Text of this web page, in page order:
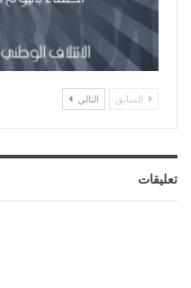
السابق التالي
تعليقات